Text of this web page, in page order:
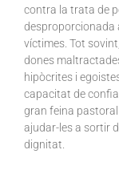
contra la trata de
desproporcionada
víctimes. Tot
dones
hipòcrites i
capacitat de
gran feina
ajudar-les a sortir
dignitat.